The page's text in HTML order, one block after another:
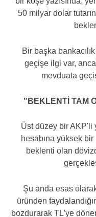
50 milyar dolar
Bir başka
geçişe ilgi var,
mevduata
"BEKLENTİ TAM
Üst düzey bir AKP'li
hesabına yüksek bir
beklenti olan
Şu anda esas
üründen
bozdurarak TL'ye